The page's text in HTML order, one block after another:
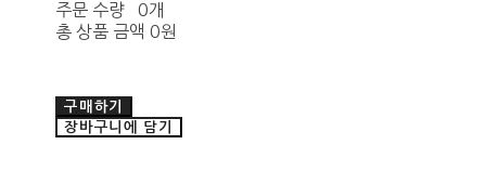
주문 수량
0개
총 상품 금액 0원
구매하기
장바구니에 담기